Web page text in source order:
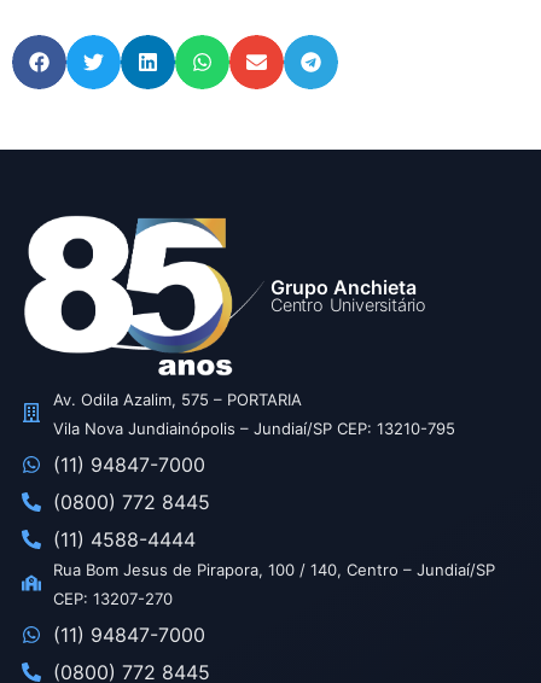
Grupo Anchieta
Centro Universitário
Av. Odila Azalim, 575 – PORTARIA
Vila Nova Jundiainópolis – Jundiaí/SP CEP: 13210-795
(11) 94847-7000
(0800) 772 8445
(11) 4588-4444
Rua Bom Jesus de Pirapora, 100 / 140, Centro – Jundiaí/SP
CEP: 13207-270
(11) 94847-7000
(0800) 772 8445